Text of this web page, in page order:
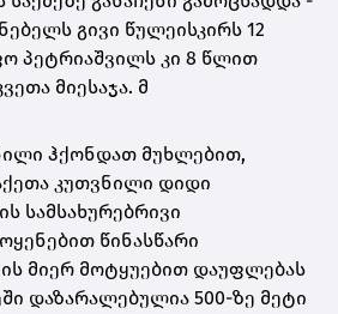
გივი წულეისკირს 12
პეტრიაშვილს კი 8 წლით
მიესაჯა. მ
ჰქონდათ მუხლებით,
კუთვნილი დიდი
სამსახურებრივი
წინასწარი
მიერ მოტყუებით დაუფლებას
დაზარალებულია 500-ზე მეტი